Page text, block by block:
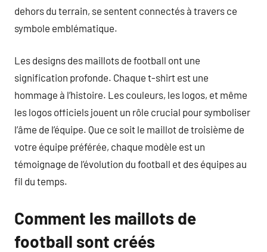
dehors du terrain, se sentent connectés à travers ce
symbole emblématique.
Les designs des maillots de football ont une
signification profonde. Chaque t-shirt est une
hommage à l’histoire. Les couleurs, les logos, et même
les logos officiels jouent un rôle crucial pour symboliser
l’âme de l’équipe. Que ce soit le maillot de troisième de
votre équipe préférée, chaque modèle est un
témoignage de l’évolution du football et des équipes au
fil du temps.
Comment les maillots de
football sont créés